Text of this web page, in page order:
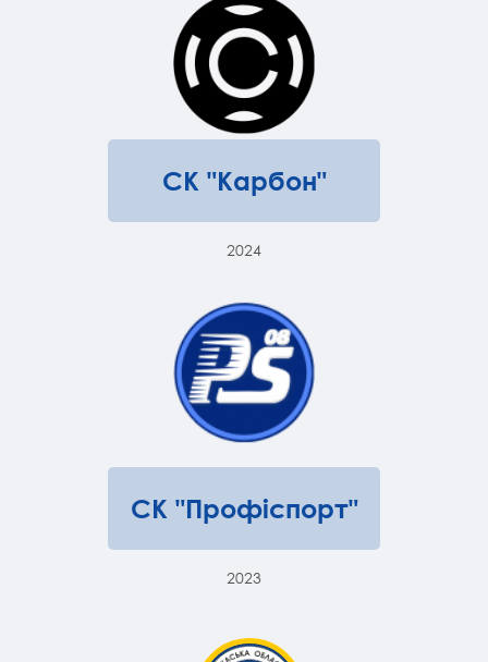
СК "Карбон"
2024
СК "Профіспорт"
2023